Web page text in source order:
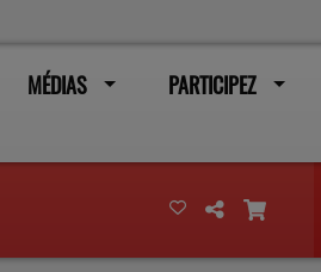
MÉDIAS PARTICIPEZ